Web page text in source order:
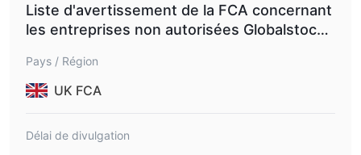
Liste d'avertissement de la FCA concernant
les entreprises non autorisées Globalstock
Pays / Région
UK FCA
Délai de divulgation